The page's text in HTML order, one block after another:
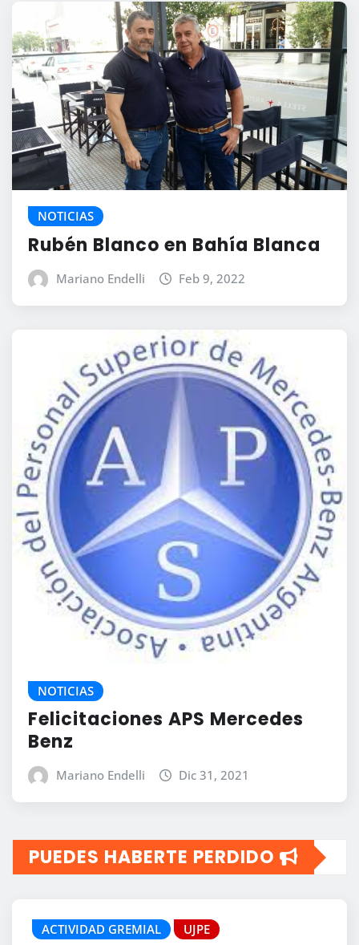
NOTICIAS
Rubén Blanco en Bahía Blanca
Mariano Endelli Feb 9, 2022
NOTICIAS
Felicitaciones APS Mercedes
Benz
Mariano Endelli Dic 31, 2021
PUEDES HABERTE PERDIDO
ACTIVIDAD GREMIAL UJPE